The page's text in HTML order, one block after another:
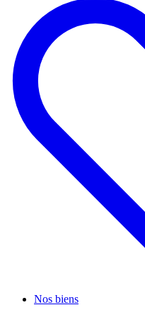
Nos biens